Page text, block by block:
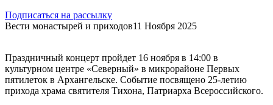
Подписаться на рассылку
Вести монастырей и приходов11 Ноября 2025
Праздничный концерт пройдет 16 ноября в 14:00 в
культурном центре «Северный» в микрорайоне Первых
пятилеток в Архангельске. Событие посвящено 25-летию
прихода храма святителя Тихона, Патриарха Всероссийского.